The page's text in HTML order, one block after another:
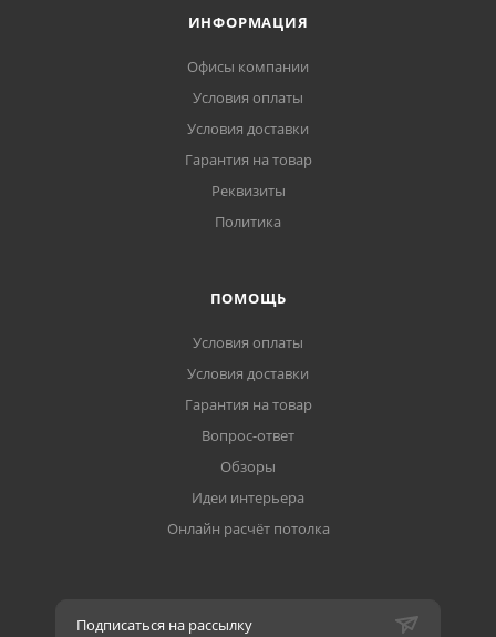
ИНФОРМАЦИЯ
Офисы компании
Условия оплаты
Условия доставки
Гарантия на товар
Реквизиты
Политика
ПОМОЩЬ
Условия оплаты
Условия доставки
Гарантия на товар
Вопрос-ответ
Обзоры
Идеи интерьера
Онлайн расчёт потолка
Подписаться на рассылку